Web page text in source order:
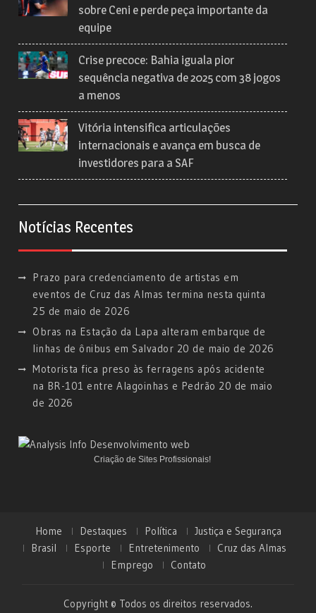
sobre Ceni e perde peça importante da
equipe
Crise precoce: Bahia iguala pior
sequência negativa de 2025 com 38 jogos
a menos
Vitória intensifica articulações
internacionais e avança em busca de
investidores para a SAF
Notícias Recentes
Prazo para credenciamento de artistas em
eventos de Cruz das Almas termina nesta quinta
25 de maio de 2026
Obras na Estação da Lapa alteram embarque de
linhas de ônibus em Salvador 20 de maio de 2026
Motorista fica preso às ferragens após acidente
na BR-101 entre Alagoinhas e Pedrão 20 de maio
de 2026
Criação de Sites Profissionais!
Home Destaques Política
Justiça e Segurança
Brasil
Esporte Entretenimento
Cruz das Almas
Emprego
Contato
Copyright © Todos os direitos reservados.